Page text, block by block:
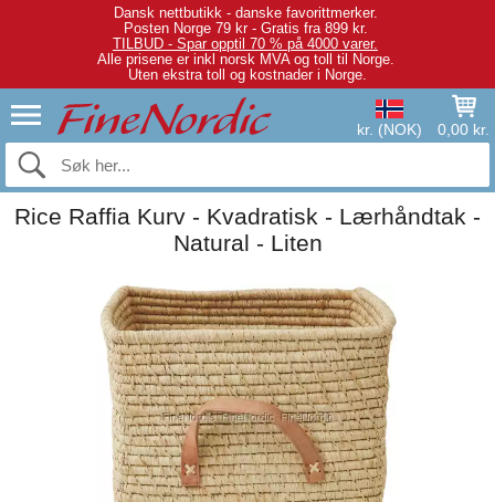
Dansk nettbutikk - danske favorittmerker.
Posten Norge 79 kr - Gratis fra 899 kr.
TILBUD - Spar opptil 70 % på 4000 varer.
Alle prisene er inkl norsk MVA og toll til Norge.
Uten ekstra toll og kostnader i Norge.
kr. (NOK) 0,00 kr.
Rice Raffia Kurv - Kvadratisk - Lærhåndtak -
Natural - Liten